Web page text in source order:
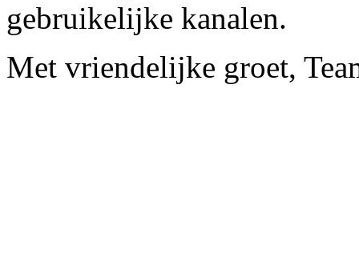
gebruikelijke kanalen.
Met vriendelijke groet,